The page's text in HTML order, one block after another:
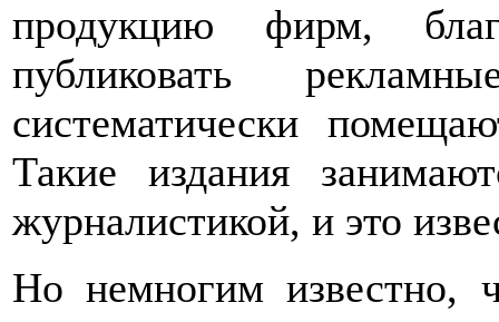
продукцию фирм,
публиковать
систематически
Такие издания
журналистикой, и это
Но немногим известно,